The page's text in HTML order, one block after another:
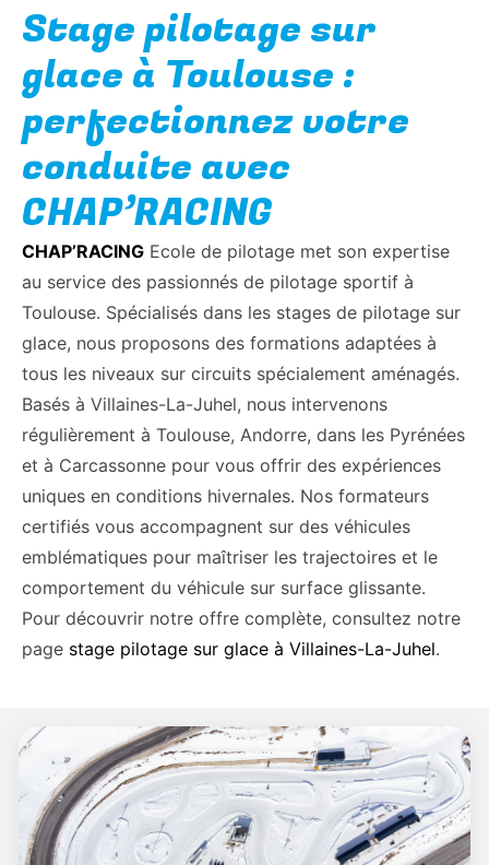
Stage pilotage sur
glace à Toulouse :
perfectionnez votre
conduite avec
CHAP’RACING
CHAP’RACING Ecole de pilotage met son expertise
au service des passionnés de pilotage sportif à
Toulouse. Spécialisés dans les stages de pilotage sur
glace, nous proposons des formations adaptées à
tous les niveaux sur circuits spécialement aménagés.
Basés à Villaines-La-Juhel, nous intervenons
régulièrement à Toulouse, Andorre, dans les Pyrénées
et à Carcassonne pour vous offrir des expériences
uniques en conditions hivernales. Nos formateurs
certifiés vous accompagnent sur des véhicules
emblématiques pour maîtriser les trajectoires et le
comportement du véhicule sur surface glissante.
Pour découvrir notre offre complète, consultez notre
page stage pilotage sur glace à Villaines-La-Juhel.